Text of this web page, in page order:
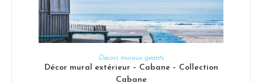
CHOIX DES OPTIONS
Décors muraux géants
Décor mural extérieur – Cabane – Collection
Cabane